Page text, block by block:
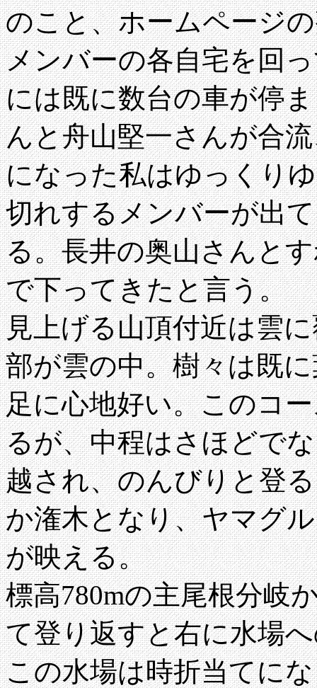
のこと、ホームページ
メンバーの各自宅を回
には既に数台の車が停
んと舟山堅一さんが合
になった私はゆっくり
切れするメンバーが出
る。長井の奥山さんと
で下ってきたと言う。
見上げる山頂付近は雲
部が雲の中。樹々は既
足に心地好い。このコ
るが、中程はさほどで
越され、のんびりと登
か潅木となり、ヤマグ
が映える。
標高780mの主尾根分岐
て登り返すと右に水場
この水場は時折当てに